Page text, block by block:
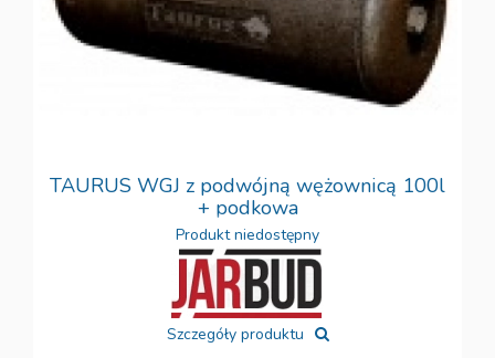
TAURUS WGJ z podwójną wężownicą 100l
+ podkowa
Produkt niedostępny
Szczegóły produktu